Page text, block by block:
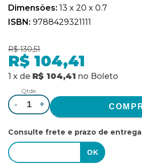
Dimensões: 13 x 20 x 0.7
ISBN: 9788429321111
R$ 130,51
R$ 104,41
1 x de R$ 104,41 no Boleto
Qtde.
- +
Consulte frete e prazo de entrega